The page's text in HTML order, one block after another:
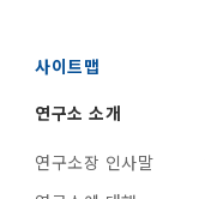
사이트맵
연구소 소개
연구소장 인사말